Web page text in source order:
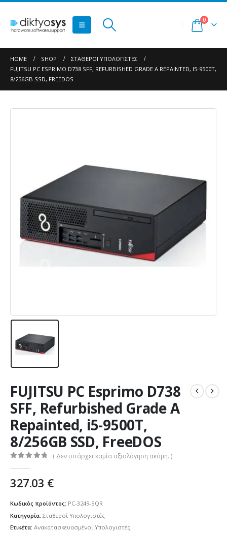
0
HOME SHOP
ΣΤΑΘΕΡΟΊ ΥΠΟΛΟΓΙΣΤΈΣ
FUJITSU PC ESPRIMO D738 SFF, REFURBISHED GRADE A REPAINTED, I5-9500T,
8/256GB SSD, FREEDOS
FUJITSU PC Esprimo D738
SFF, Refurbished Grade A
Repainted, i5-9500T,
8/256GB SSD, FreeDOS
( Δεν υπάρχει καμία αξιολόγηση ακόμη. )
327.03 €
Κωδικός προϊόντος: PC-3249-SQR
Κατηγορία: Σταθεροί Υπολογιστές
Ετικέτα: Ανακατασκευασμένοι Υπολογιστές